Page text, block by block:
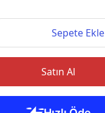
Sepete Ekle
Satın Al